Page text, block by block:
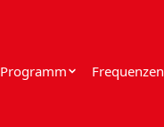
Programm Frequenzen